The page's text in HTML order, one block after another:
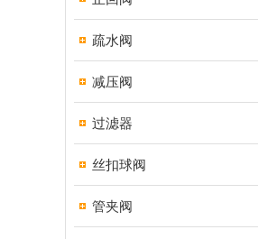
疏水阀
减压阀
过滤器
丝扣球阀
管夹阀